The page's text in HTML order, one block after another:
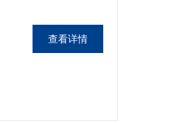
查看详情